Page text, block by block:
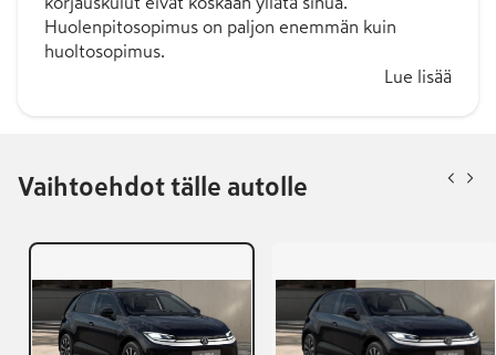
Huolenpitosopimus on paljon enemmän kuin
huoltosopimus.
Lue lisää
Vaihtoehdot tälle autolle